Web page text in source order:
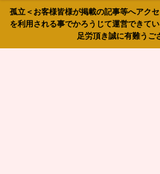
孤立＜お客様皆様が掲載の記事等へアク
を利用される事でかろうじて運営できて
足労頂き誠に有難うご